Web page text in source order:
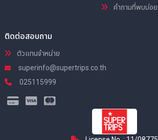
คำถามที่พบบ่อย
ติดต่อสอบถาม
ตัวแทนจำหน่าย
superinfo@supertrips.co.th
025115999